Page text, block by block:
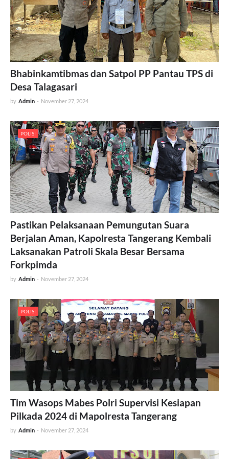
Bhabinkamtibmas dan Satpol PP Pantau TPS di
Desa Talagasari
by Admin - November 27, 2024
POLISI
Pastikan Pelaksanaan Pemungutan Suara
Berjalan Aman, Kapolresta Tangerang Kembali
Laksanakan Patroli Skala Besar Bersama
Forkpimda
by Admin - November 27, 2024
POLISI
Tim Wasops Mabes Polri Supervisi Kesiapan
Pilkada 2024 di Mapolresta Tangerang
by Admin - November 27, 2024